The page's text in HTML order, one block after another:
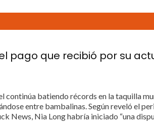
pago que recibió por su
continúa batiendo récords en la taquilla
entre bambalinas. Según reveló el
News, Nia Long habría iniciado “una